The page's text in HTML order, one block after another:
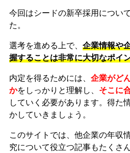
今回はシードの新卒採用につい
た。
選考を進める上で、 企業情報や
握することは非常に大切なポイ
内定を得るためには、 企業がど
かをしっかりと理解し、 そこに
していく必要があります。 得た
かしていきましょう。
このサイトでは、他企業の年収
究について役立つ記事もたくさ